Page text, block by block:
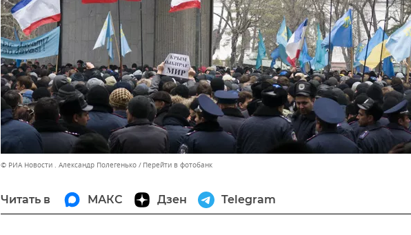
© РИА Новости . Александр Полегенько Перейти в фотобанк
Читать в МАКС Дзен Telegram